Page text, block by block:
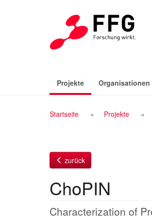
Projekte(aktiv)Organisationen
Breadcrumb
Startseite Projekte
zurück
ChoPIN
Characterization of